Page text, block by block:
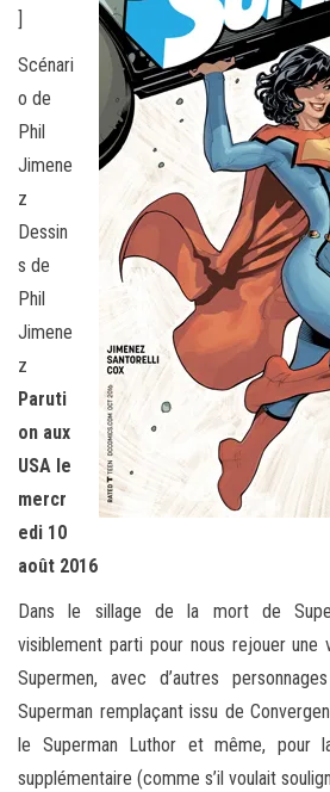
]
Scénari
o de
Phil
Jimene
z
Dessin
s de
Phil
Jimene
z
Paruti
on aux
USA le
mercr
edi 10
août 2016
Dans le sillage de la mort de
visiblement parti pour nous rejouer une
Supermen, avec d’autres
Superman remplaçant issu de
le Superman Luthor et même, pour
supplémentaire (comme s’il voulait